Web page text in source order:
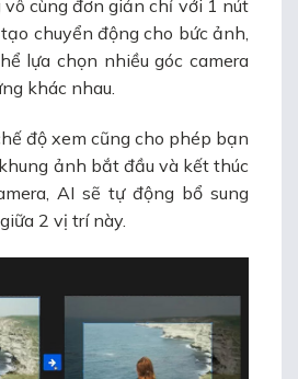
vô cùng đơn giản chỉ với 1 nút
chuyển động cho bức ảnh,
lựa chọn nhiều góc camera
khác nhau.
độ xem cũng cho phép bạn
ảnh bắt đầu và kết thúc
AI sẽ tự động bổ sung
2 vị trí này.